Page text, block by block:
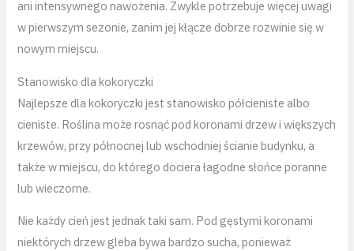
ani intensywnego nawożenia. Zwykle potrzebuje więcej uwagi
w pierwszym sezonie, zanim jej kłącze dobrze rozwinie się w
nowym miejscu.
Stanowisko dla kokoryczki
Najlepsze dla kokoryczki jest stanowisko półcieniste albo
cieniste. Roślina może rosnąć pod koronami drzew i większych
krzewów, przy północnej lub wschodniej ścianie budynku, a
także w miejscu, do którego dociera łagodne słońce poranne
lub wieczorne.
Nie każdy cień jest jednak taki sam. Pod gęstymi koronami
niektórych drzew gleba bywa bardzo sucha, ponieważ